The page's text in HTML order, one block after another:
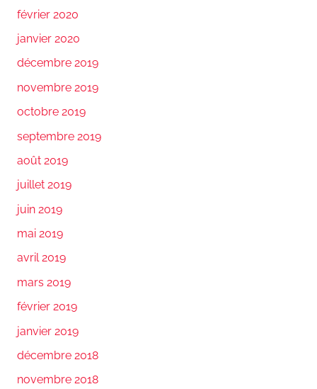
février 2020
janvier 2020
décembre 2019
novembre 2019
octobre 2019
septembre 2019
août 2019
juillet 2019
juin 2019
mai 2019
avril 2019
mars 2019
février 2019
janvier 2019
décembre 2018
novembre 2018